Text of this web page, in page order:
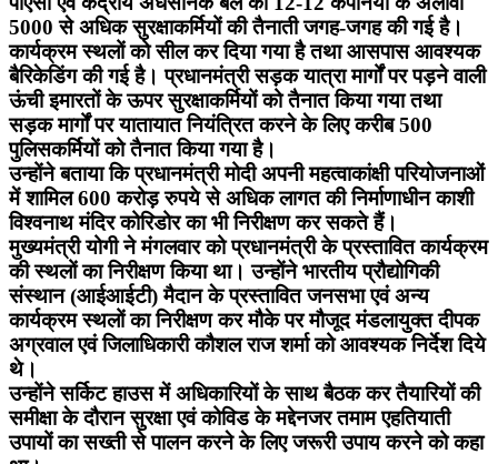
5000 से अधिक सुरक्षाकर्मियों की तैनाती जगह-जगह की गई है।
कार्यक्रम स्थलों को सील कर दिया गया है तथा आसपास आवश्यक
बैरिकेडिंग की गई है। प्रधानमंत्री सड़क यात्रा मार्गों पर पड़ने वाली
ऊंची इमारतों के ऊपर सुरक्षाकर्मियों को तैनात किया गया तथा
सड़क मार्गों पर यातायात नियंत्रित करने के लिए करीब 500
पुलिसकर्मियों को तैनात किया गया है।
उन्होंने बताया कि प्रधानमंत्री मोदी अपनी महत्वाकांक्षी परियोजनाओं
में शामिल 600 करोड़ रुपये से अधिक लागत की निर्माणाधीन काशी
विश्वनाथ मंदिर कोरिडोर का भी निरीक्षण कर सकते हैं।
मुख्यमंत्री योगी ने मंगलवार को प्रधानमंत्री के प्रस्तावित कार्यक्रम
की स्थलों का निरीक्षण किया था। उन्होंने भारतीय प्रौद्योगिकी
संस्थान (आईआईटी) मैदान के प्रस्तावित जनसभा एवं अन्य
कार्यक्रम स्थलों का निरीक्षण कर मौके पर मौजूद मंडलायुक्त दीपक
अग्रवाल एवं जिलाधिकारी कौशल राज शर्मा को आवश्यक निर्देश दिये
थे।
उन्होंने सर्किट हाउस में अधिकारियों के साथ बैठक कर तैयारियों की
समीक्षा के दौरान सुरक्षा एवं कोविड के मद्देनजर तमाम एहतियाती
उपायों का सख्ती से पालन करने के लिए जरूरी उपाय करने को कहा